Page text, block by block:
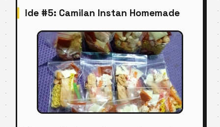
Ide #5: Camilan Instan Homemade